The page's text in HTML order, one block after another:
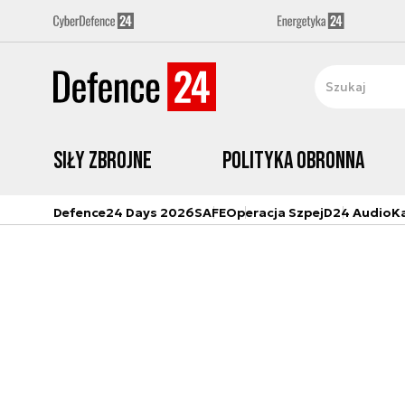
Siły zbrojne Polityka obronna
Defence24 Days 2026SAFEOperacja SzpejD24 Audio